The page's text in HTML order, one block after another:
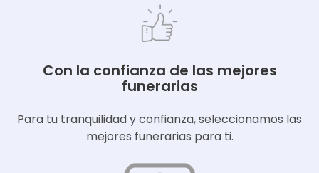
Con la confianza de las mejores
funerarias
Para tu tranquilidad y confianza, seleccionamos las
mejores funerarias para ti.